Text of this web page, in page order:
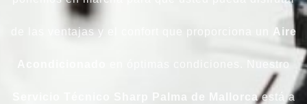
de las ventajas y el confort que proporciona un Aire
en óptimas condiciones. Nuestro
Servicio Técnico Sharp Palma de Mallorcaestá a